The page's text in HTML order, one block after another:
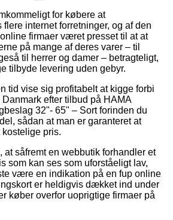
for købere at
internet forretninger, og af den
firmaer været presset til at at
på mange af deres varer – til
til herrer og damer – betragteligt,
tilbyde levering uden gebyr.
tid vise sig profitabelt at kigge forbi
efter tilbud på HAMA
32"- 65" – Sort forinden du
sådan at man er garanteret at
pris.
at såfremt en webbutik forhandler et
som kan ses som uforståeligt lav,
være en indikation på en fup online
er heldigvis dækket ind under
køber overfor uoprigtige firmaer på